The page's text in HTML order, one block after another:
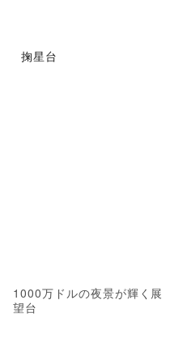
掬星台
1000万ドルの夜景が輝く展
望台